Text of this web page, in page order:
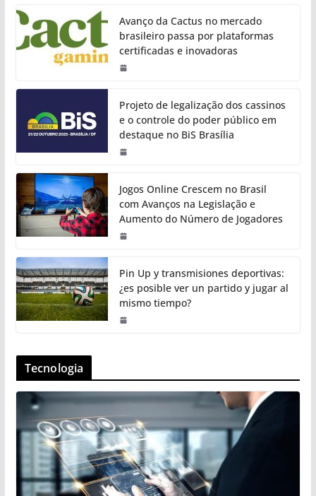
Avanço da Cactus no mercado
brasileiro passa por plataformas
certificadas e inovadoras
Projeto de legalização dos cassinos
e o controle do poder público em
destaque no BiS Brasília
Jogos Online Crescem no Brasil
com Avanços na Legislação e
Aumento do Número de Jogadores
Pin Up y transmisiones deportivas:
¿es posible ver un partido y jugar al
mismo tiempo?
Tecnologia